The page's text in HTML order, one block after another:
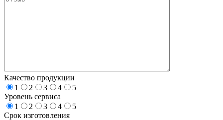
Качество продукции
1
2 3 4
5
Уровень сервиса
1
2 3 4
5
Срок изготовления